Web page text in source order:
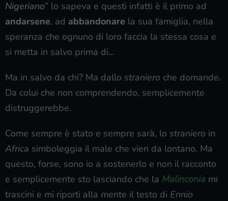
Nigeriano” lo sapeva e questi infatti è il primo ad
andarsene, ad abbandonare la sua famiglia, nella
speranza che ognuno di loro faccia la stessa cosa e
si metta in salvo prima di…
Ma in salvo da chi? Ma dallo straniero che domande.
Da colui che non comprendendo, semplicemente
distruggerebbe.
Come sempre è stato e sempre sarà, lo straniero in
Africa simboleggia il male che vien da lontano. Ma
questo, forse, sono io a sostenerlo e non il racconto
e semplicemente sto lasciando che la Malinconia mi
trascini e mi riporti alla mente il testo di Ennio